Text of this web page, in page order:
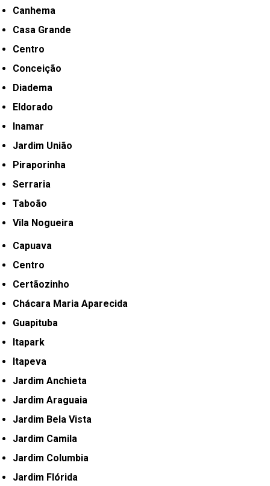
Canhema
Casa Grande
Centro
Conceição
Diadema
Eldorado
Inamar
Jardim União
Piraporinha
Serraria
Taboão
Vila Nogueira
Capuava
Centro
Certãozinho
Chácara Maria Aparecida
Guapituba
Itapark
Itapeva
Jardim Anchieta
Jardim Araguaia
Jardim Bela Vista
Jardim Camila
Jardim Columbia
Jardim Flórida